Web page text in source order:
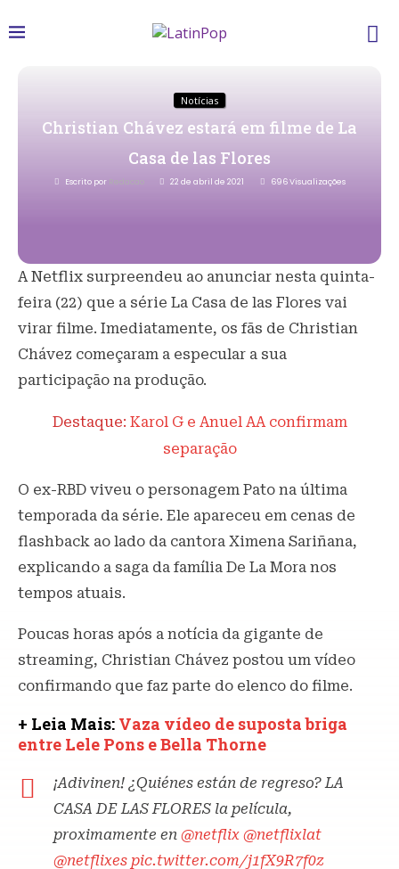
Notícias
Christian Chávez estará em filme de La
Casa de las Flores
Escrito por 22 de abril de 2021 696Visualizações
A Netflix surpreendeu ao anunciar nesta quinta-
feira (22) que a série La Casa de las Flores vai
virar filme. Imediatamente, os fãs de Christian
Chávez começaram a especular a sua
participação na produção.
Destaque: Karol G e Anuel AA confirmam
separação
O ex-RBD viveu o personagem Pato na última
temporada da série. Ele apareceu em cenas de
flashback ao lado da cantora Ximena Sariñana,
explicando a saga da família De La Mora nos
tempos atuais.
Poucas horas após a notícia da gigante de
streaming, Christian Chávez postou um vídeo
confirmando que faz parte do elenco do filme.
+ Leia Mais: Vaza vídeo de suposta briga
entre Lele Pons e Bella Thorne
¡Adivinen! ¿Quiénes están de regreso? LA
CASA DE LAS FLORES la película,
proximamente en @netflix @netflixlat
@netflixes pic.twitter.com/j1fX9R7f0z